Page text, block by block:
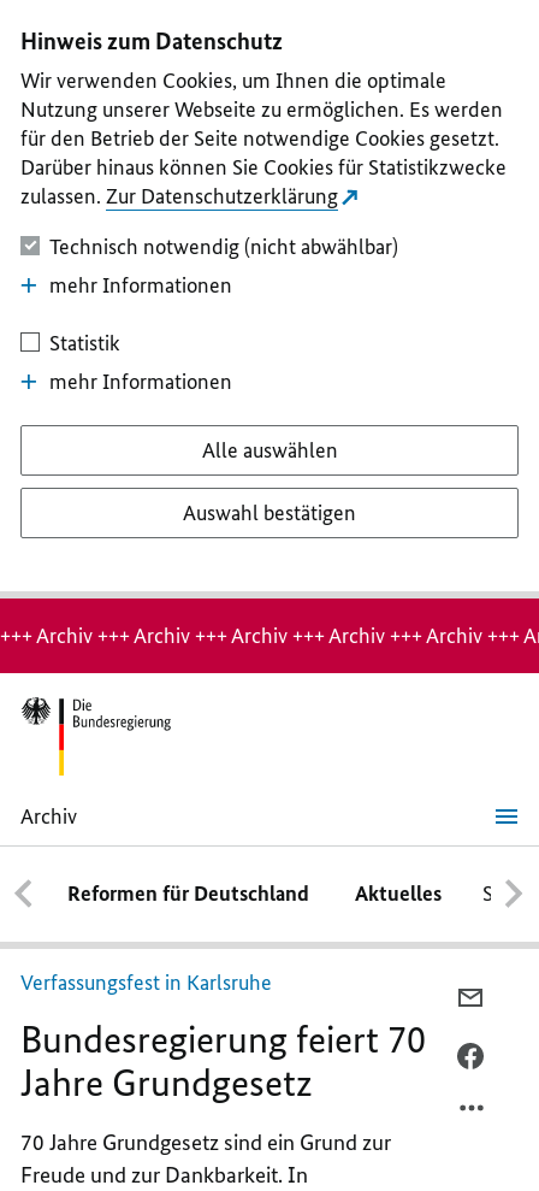
II
III
IV
V
Hinweis zum Datenschutz
Wir verwenden Cookies, um Ihnen die optimale
Nutzung unserer Webseite zu ermöglichen. Es werden
für den Betrieb der Seite notwendige Cookies gesetzt.
Darüber hinaus können Sie Cookies für Statistikzwecke
zulassen. Zur Datenschutzerklärung
Technisch notwendig (nicht abwählbar)
mehr Informationen
Statistik
mehr Informationen
Alle auswählen
Auswahl bestätigen
Hinweis:
Archiv-
Seite
+++ Archiv +++ Archiv +++ Archiv +++ Archiv +++ Archiv +++
Archiv
Bundesregierung
feiert
70
Jahre
Grundgesetz
Reformen für Deutschland Aktuelles
Verfassungsfest in Karlsruhe
Bundesregierung feiert 70
Jahre Grundgesetz
70 Jahre Grundgesetz sind ein Grund zur
Freude und zur Dankbarkeit. In